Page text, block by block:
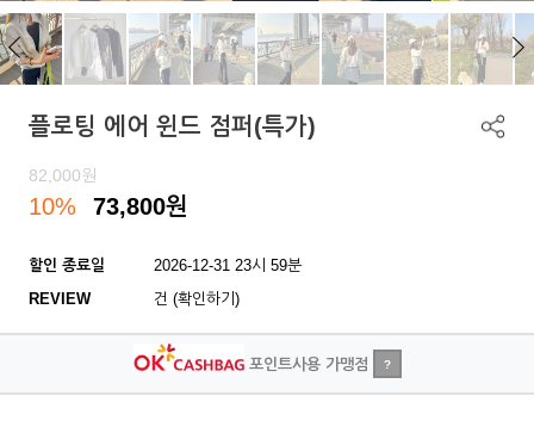
플로팅 에어 윈드 점퍼(특가)
82,000원
10% 73,800원
할인 종료일
2026-12-31 23시 59분
REVIEW
건 (확인하기)
포인트사용 가맹점 ?